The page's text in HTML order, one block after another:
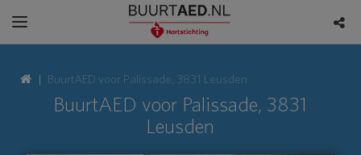
BuurtAED voor Palissade, 3831 Leusden
BuurtAED voor Palissade, 3831
Leusden